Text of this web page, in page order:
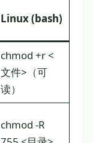
Linux (bash)
chmod +r <
文件>（可
读）
chmod -R